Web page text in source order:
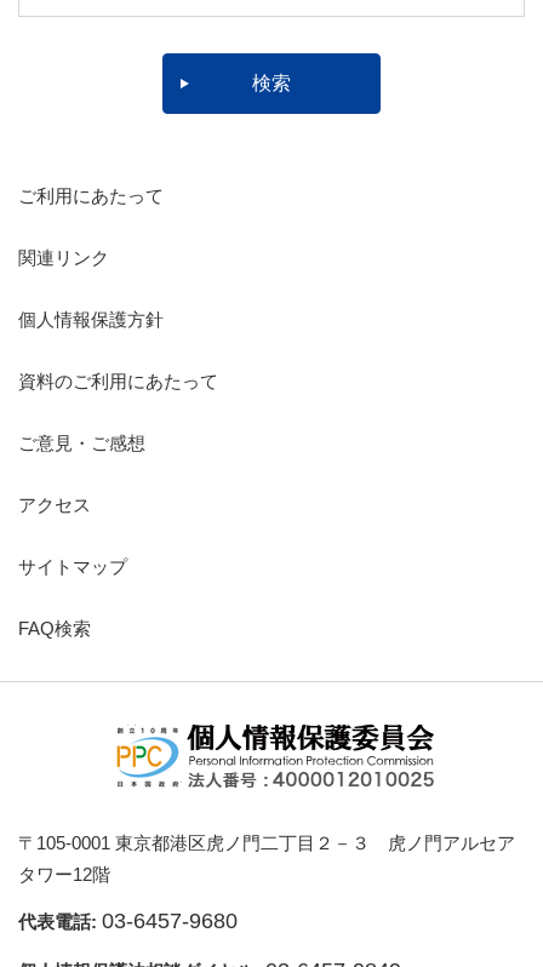
ご利用にあたって
関連リンク
個人情報保護方針
資料のご利用にあたって
ご意見・ご感想
アクセス
サイトマップ
FAQ検索
〒105-0001 東京都港区虎ノ門二丁目２－３ 虎ノ門アルセア
タワー12階
代表電話: 03-6457-9680